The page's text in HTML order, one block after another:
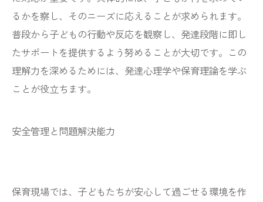
るかを察し、そのニーズに応えることが求められます。
普段から子どもの行動や反応を観察し、発達段階に即し
たサポートを提供するよう努めることが大切です。この
理解力を深めるためには、発達心理学や保育理論を学ぶ
ことが役立ちます。
安全管理と問題解決能力
保育現場では、子どもたちが安心して過ごせる環境を作